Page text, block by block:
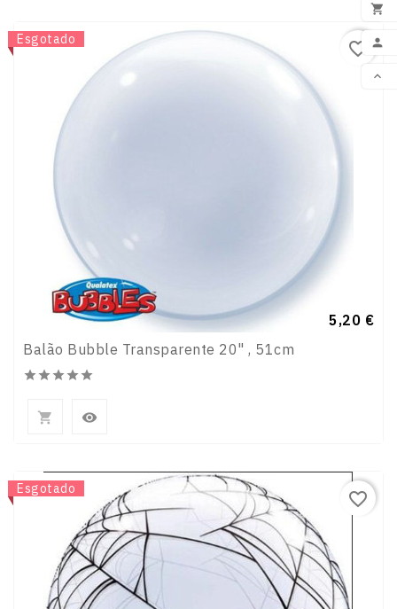



Preço
5,20 €
Novo
Esgotado
Balão Bubble Transparente 20" , 51cm

 
favorite_border
Novo
Esgotado favorite_border